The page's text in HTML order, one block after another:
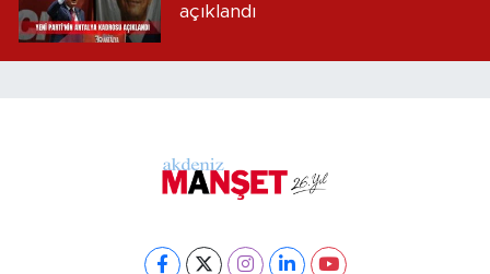
açıklandı